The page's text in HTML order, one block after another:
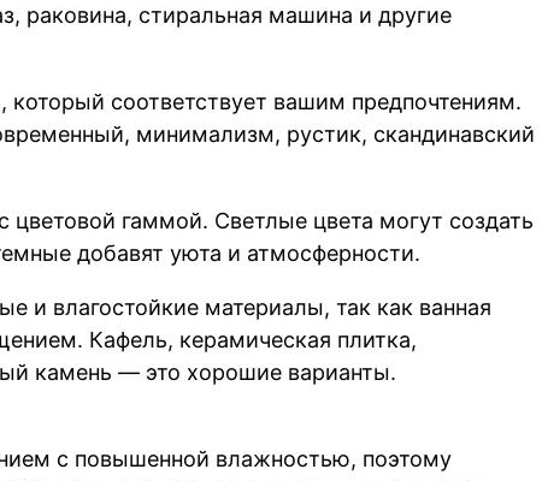
раковина, стиральная машина и другие
который соответствует вашим предпочтениям.
минимализм, рустик, скандинавский
цветовой гаммой. Светлые цвета могут создать
добавят уюта и атмосферности.
и влагостойкие материалы, так как ванная
Кафель, керамическая плитка,
камень — это хорошие варианты.
с повышенной влажностью, поэтому